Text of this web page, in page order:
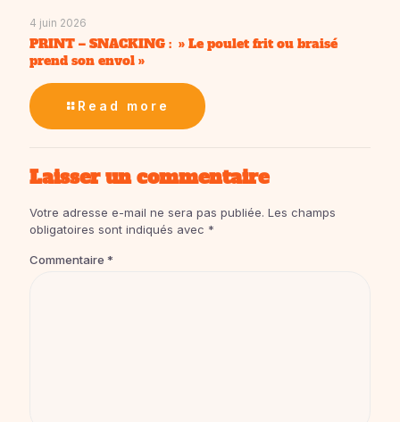
4 juin 2026
PRINT – SNACKING : » Le poulet frit ou braisé
prend son envol »
Read more
Laisser un commentaire
Votre adresse e-mail ne sera pas publiée. Les champs
obligatoires sont indiqués avec *
Commentaire *